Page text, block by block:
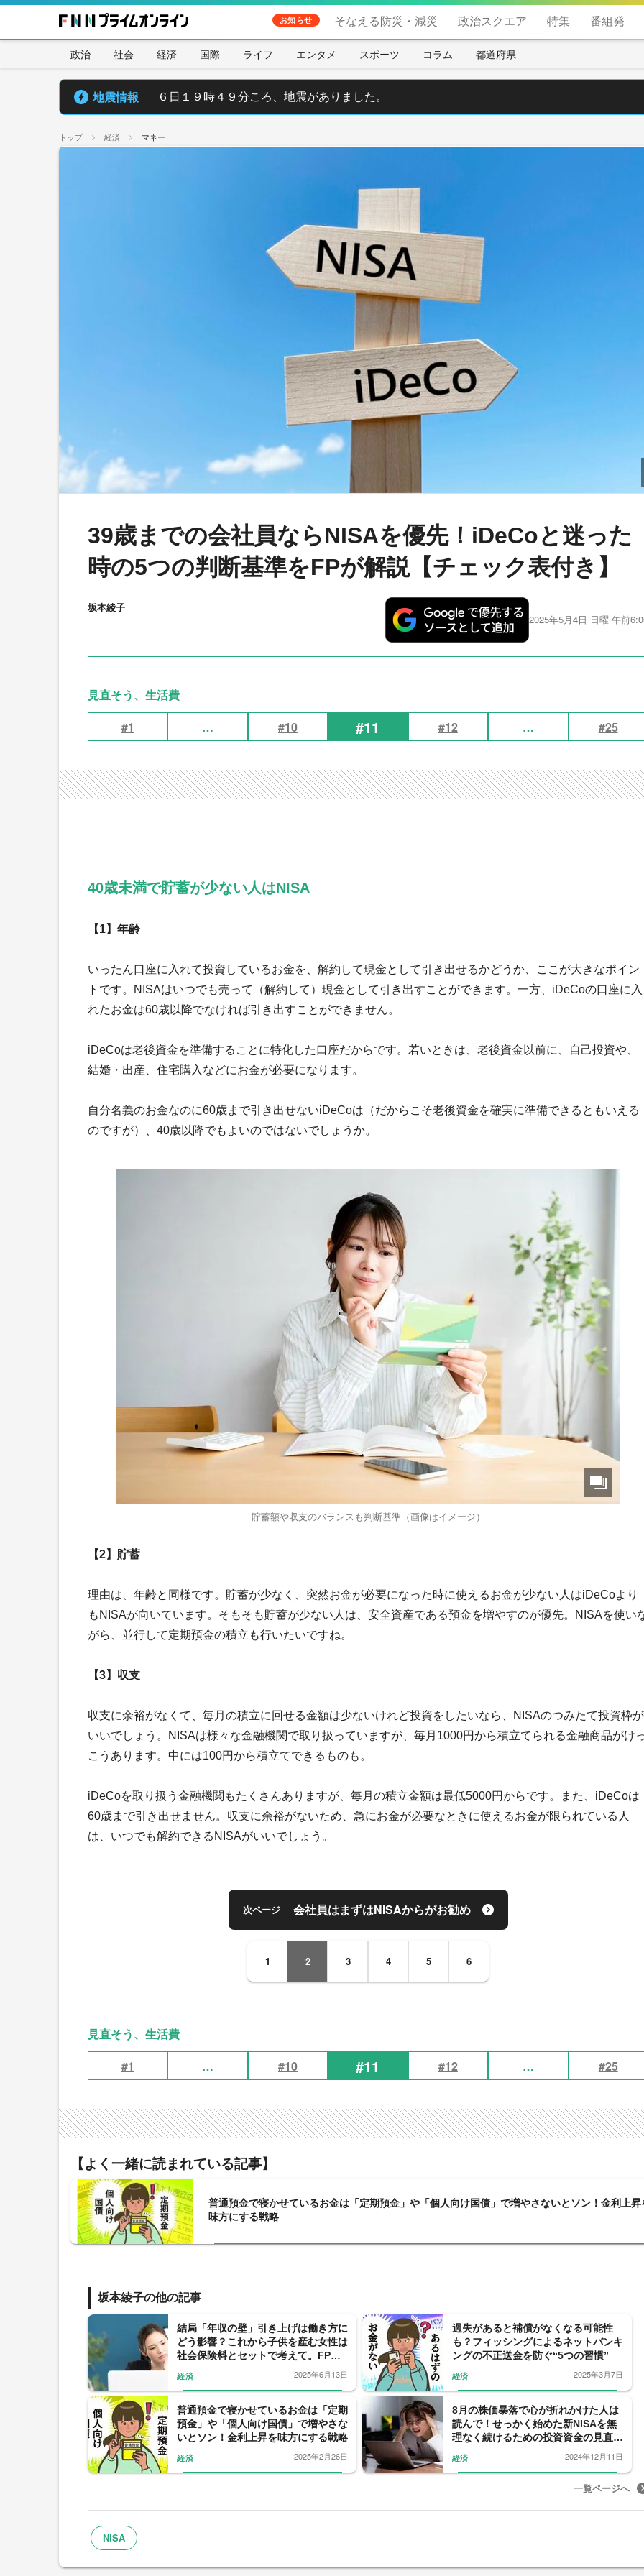
お知らせ そなえる防災・減災 政治スクエア 特集 番組発
政治 社会 経済 国際 ライフ エンタメ スポーツ コラム 都道府県
地震情報 ６日１９時４９分ころ、地震がありました。
トップ 経済 マネー
39歳までの会社員ならNISAを優先！iDeCoと迷った
時の5つの判断基準をFPが解説【チェック表付き】
坂本綾子
2025年5月4日 日曜 午前
見直そう、生活費
#1
… #10 #11 #12 … #25
40歳未満で貯蓄が少ない人はNISA
【1】年齢
いったん口座に入れて投資しているお金を、解約して現金として引き出せるかどうか、ここが大きなポイン
トです。NISAはいつでも売って（解約して）現金として引き出すことができます。一方、iDeCoの口座に入
れたお金は60歳以降でなければ引き出すことができません。
iDeCoは老後資金を準備することに特化した口座だからです。若いときは、老後資金以前に、自己投資や、
結婚・出産、住宅購入などにお金が必要になります。
自分名義のお金なのに60歳まで引き出せないiDeCoは（だからこそ老後資金を確実に準備できるともいえる
のですが）、40歳以降でもよいのではないでしょうか。
貯蓄額や収支のバランスも判断基準（画像はイメージ）
【2】貯蓄
理由は、年齢と同様です。貯蓄が少なく、突然お金が必要になった時に使えるお金が少ない人はiDeCoより
もNISAが向いています。そもそも貯蓄が少ない人は、安全資産である預金を増やすのが優先。NISAを使い
がら、並行して定期預金の積立も行いたいですね。
【3】収支
収支に余裕がなくて、毎月の積立に回せる金額は少ないけれど投資をしたいなら、NISAのつみたて投資枠が
いいでしょう。NISAは様々な金融機関で取り扱っていますが、毎月1000円から積立てられる金融商品がけ
こうあります。中には100円から積立てできるものも。
iDeCoを取り扱う金融機関もたくさんありますが、毎月の積立金額は最低5000円からです。また、iDeCoは
60歳まで引き出せません。収支に余裕がないため、急にお金が必要なときに使えるお金が限られている人
は、いつでも解約できるNISAがいいでしょう。
次ページ 会社員はまずはNISAからがお勧め
1 2 3 4 5 6
見直そう、生活費
#1
… #10 #11 #12 … #25
【よく一緒に読まれている記事】
普通預金で寝かせているお金は「定期預金」や「個人向け国債」で増やさないとソン！金利上昇
味方にする戦略
坂本綾子の他の記事
結局「年収の壁」引き上げは働き方に
どう影響？これから子供を産む女性は
社会保険料とセットで考えて。FPが
経済 2025年6月13日
過失があると補償がなくなる可能性
も？フィッシングによるネットバンキ
ングの不正送金を防ぐ“5つの習慣”
経済 2025年3月7日
普通預金で寝かせているお金は「定期
預金」や「個人向け国債」で増やさな
いとソン！金利上昇を味方にする戦略
経済 2025年2月26日
8月の株価暴落で心が折れかけた人は
読んで！せっかく始めた新NISAを無
理なく続けるための投資資金の見直し
経済 2024年12月11日
一覧ページへ
NISA